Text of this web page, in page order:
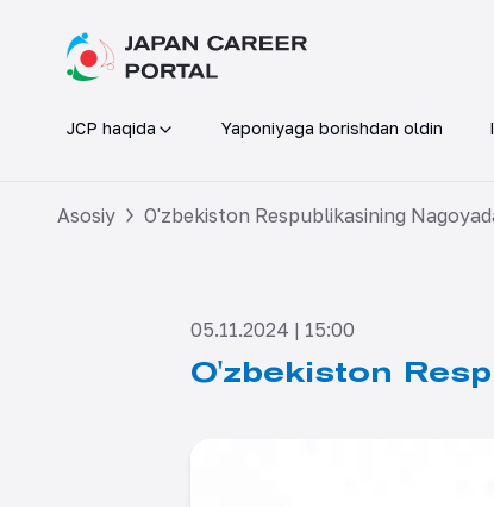
JCP haqida Yaponiyaga borishdan oldin
Asosiy O'zbekiston Respublikasining
05.11.2024 | 15:00
O'zbekiston